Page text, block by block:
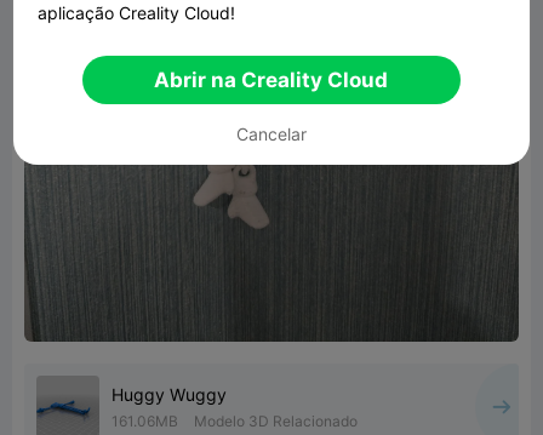
Huggy Wuggy
161.06MB Modelo 3D Relacionado
aplicação Creality Cloud!
Abrir na Creality Cloud
Cancelar